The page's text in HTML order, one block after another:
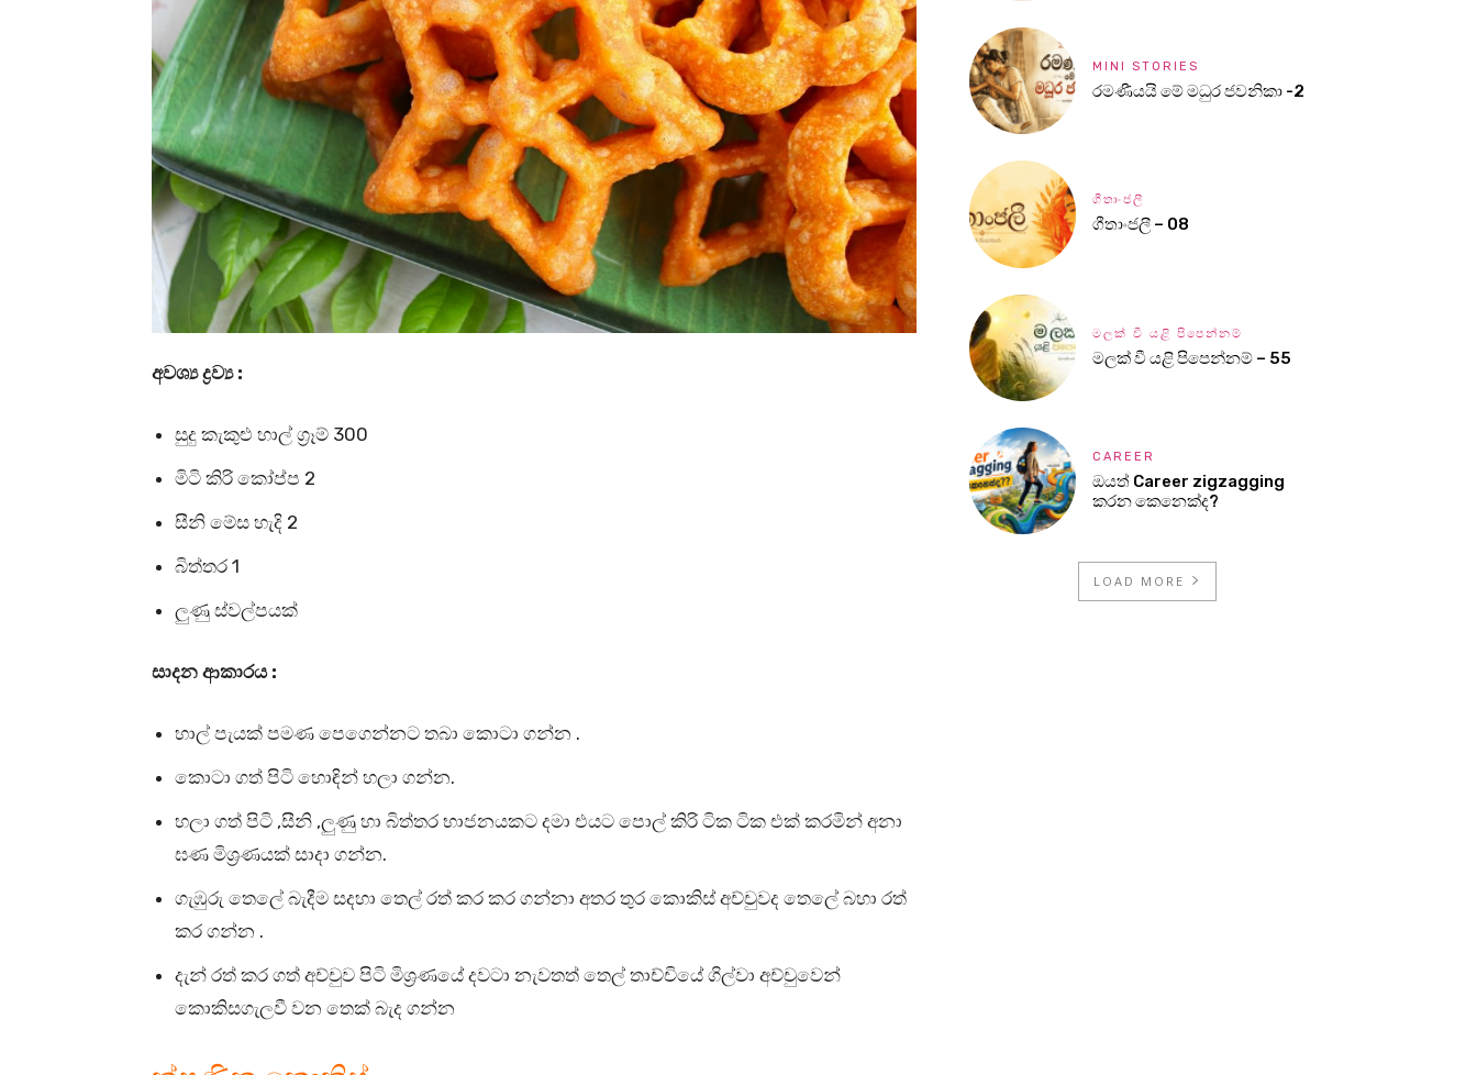
අවශ්‍ය ද්‍රව්‍ය :
සුදු කැකුළු හාල් ග්‍රෑම් 300
මිටි කිරි කෝප්ප 2
සීනි මේස හැදි 2
බිත්තර 1
ලුණු ස්වල්පයක්
සාදන ආකාරය :
හාල් පැයක් පමණ පෙගෙන්නට තබා කොටා ගන්න .
කොටා ගත් පිටි හොඳින් හලා ගන්න.
හලා ගත් පිටි ,සීනි ,ලුණු හා බිත්තර භාජනයකට දමා එයට පොල් කිරි ටික ටික එක් කරමින් අනා
ඝණ මිශ්‍රණයක් සාදා ගන්න.
ගැඹුරු තෙලේ බැදීම සදහා තෙල් රත් කර කර ගන්නා අතර තුර කොකිස් අච්චුවද තෙලේ බහා රත්
කර ගන්න .
දැන් රත් කර ගත් අච්චුව පිටි මිශ්‍රණයේ දවටා නැවතත් තෙල් තාච්චියේ ගිල්වා අච්චුවෙන්
කොකිසගැලවී වන තෙක් බැද ගන්න
MINI STORIES
රමණීයයි මේ මධුර ජවනිකා -2
ගීතාංජලී
ගීතාංජලී – 08
මලක් වී යළි පිපෙන්නම්
මලක් වී යළි පිපෙන්නම් – 55
CAREER
ඔයත් Career zigzagging
කරන කෙනෙක්ද?
LOAD MORE